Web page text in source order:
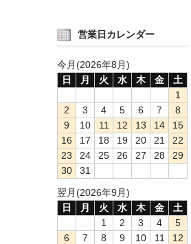
営業日カレンダー
今月(2026年8月)
日
月 火 水 木 金
土
1
2
3 4 5 6 7
8
9
10 11 12 13 14
15
16
17 18 19 20 21
22
23
24 25 26 27 28
29
30
31
翌月(2026年9月)
日
月 火 水 木 金
土
1
2 3 4
5
6
7 8 9 10 11
12